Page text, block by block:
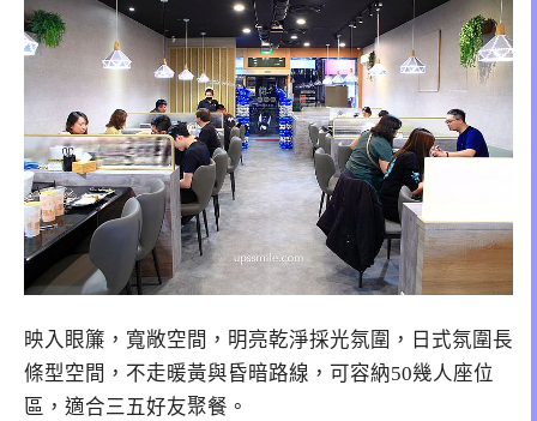
映入眼簾，寬敞空間，明亮乾淨採光氛圍，日式氛圍長
條型空間，不走暖黃與昏暗路線，可容納50幾人座位
區，適合三五好友聚餐。